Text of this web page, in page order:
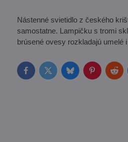
Nástenné svietidlo z českého
samostatne. Lampičku s tromi
brúsené ovesy rozkladajú umelé
FacebookTwitterBlueskyPinterest